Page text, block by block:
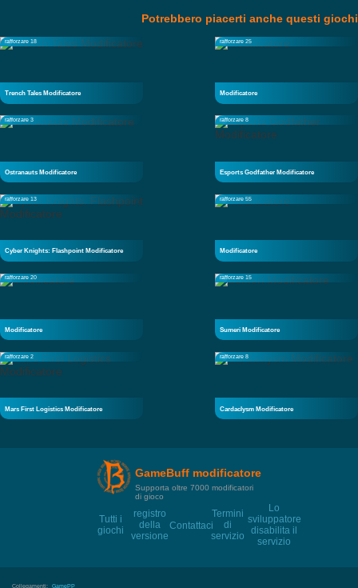
Potrebbero piacerti anche questi giochi
rafforzare 18
Trench Tales Modificatore
rafforzare 25
Modificatore
rafforzare 3
Ostranauts Modificatore
rafforzare 8
Esports Godfather Modificatore
rafforzare 13
Cyber Knights: Flashpoint Modificatore
rafforzare 55
Modificatore
rafforzare 20
Modificatore
rafforzare 15
Sumeri Modificatore
rafforzare 2
Mars First Logistics Modificatore
rafforzare 8
Cardaclysm Modificatore
GameBuff modificatore
Supporta oltre 7000 modificatori
di gioco
Tutti i
giochi
registro
della
versione
Contattaci
Termini
di
servizio
Lo
sviluppatore
disabilita il
servizio
Collegamenti: GamePP